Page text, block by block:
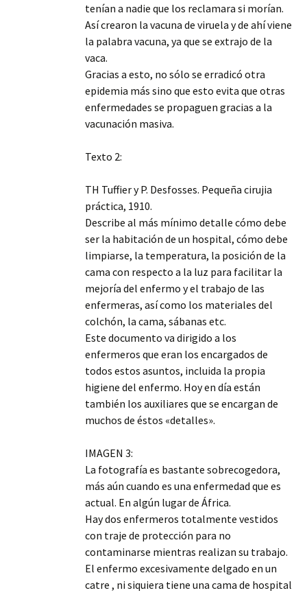
tenían a nadie que los reclamara si morían.
Así crearon la vacuna de viruela y de ahí viene
la palabra vacuna, ya que se extrajo de la
vaca.
Gracias a esto, no sólo se erradicó otra
epidemia más sino que esto evita que otras
enfermedades se propaguen gracias a la
vacunación masiva.
Texto 2:
TH Tuffier y P. Desfosses. Pequeña cirujia
práctica, 1910.
Describe al más mínimo detalle cómo debe
ser la habitación de un hospital, cómo debe
limpiarse, la temperatura, la posición de la
cama con respecto a la luz para facilitar la
mejoría del enfermo y el trabajo de las
enfermeras, así como los materiales del
colchón, la cama, sábanas etc.
Este documento va dirigido a los
enfermeros que eran los encargados de
todos estos asuntos, incluida la propia
higiene del enfermo. Hoy en día están
también los auxiliares que se encargan de
muchos de éstos «detalles».
IMAGEN 3:
La fotografía es bastante sobrecogedora,
más aún cuando es una enfermedad que es
actual. En algún lugar de África.
Hay dos enfermeros totalmente vestidos
con traje de protección para no
contaminarse mientras realizan su trabajo.
El enfermo excesivamente delgado en un
catre , ni siquiera tiene una cama de hospital